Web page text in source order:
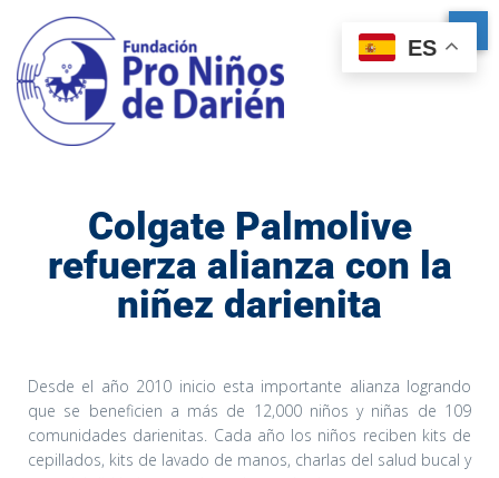
Colgate Palmolive
refuerza alianza con la
niñez darienita
Desde el año 2010 inicio esta importante alianza logrando
que se beneficien a más de 12,000 niños y niñas de 109
comunidades darienitas. Cada año los niños reciben kits de
cepillados, kits de lavado de manos, charlas del salud bucal y
ES